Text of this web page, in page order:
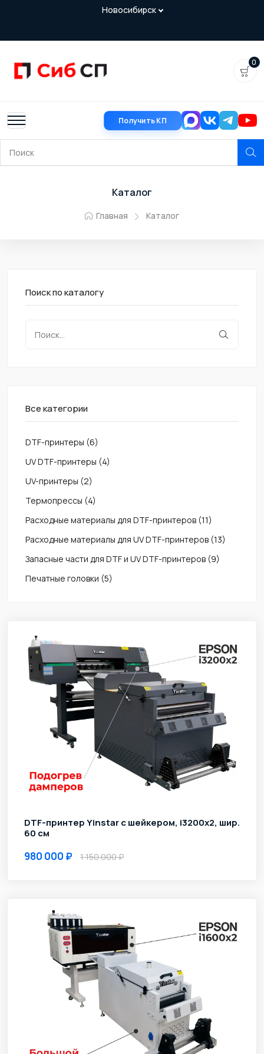
0
Получить КП
Каталог
Главная Каталог
Поиск по каталогу
Все категории
DTF-принтеры (6)
UV DTF-принтеры (4)
UV-принтеры (2)
Термопрессы (4)
Расходные материалы для DTF-принтеров (11)
Расходные материалы для UV DTF-принтеров (13)
Запасные части для DTF и UV DTF-принтеров (9)
Печатные головки (5)
DTF-принтер Yinstar с шейкером, i3200х2, шир.
60 см
980 000 1 150 000